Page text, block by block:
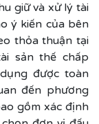
giữ và xử lý tài
ý kiến của bên
thỏa thuận tại
sản thế chấp
được toàn
đến phương
gồm xác định